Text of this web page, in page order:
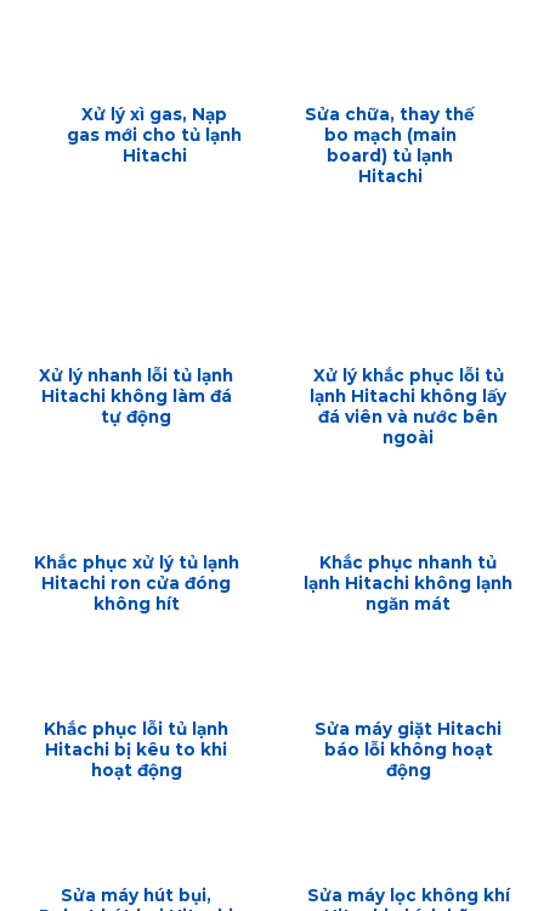
Xử lý xì gas, Nạp
gas mới cho tủ lạnh
Hitachi
Sửa chữa, thay thế
bo mạch (main
board) tủ lạnh
Hitachi
Xử lý nhanh lỗi tủ lạnh
Hitachi không làm đá
tự động
Xử lý khắc phục lỗi tủ
lạnh Hitachi không lấy
đá viên và nước bên
ngoài
Khắc phục xử lý tủ lạnh
Hitachi ron cửa đóng
không hít
Khắc phục nhanh tủ
lạnh Hitachi không lạnh
ngăn mát
Khắc phục lỗi tủ lạnh
Hitachi bị kêu to khi
hoạt động
Sửa máy giặt Hitachi
báo lỗi không hoạt
động
Sửa máy hút bụi,
Sửa máy lọc không khí